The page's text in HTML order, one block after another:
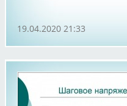
19.04.2020 21:33